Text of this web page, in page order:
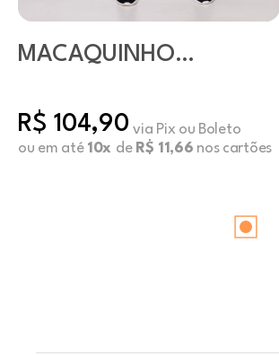
MACAQUINHO
R$ 104,90 via Pix ou Boleto
ou em até 10x de R$ 11,66 nos cartões